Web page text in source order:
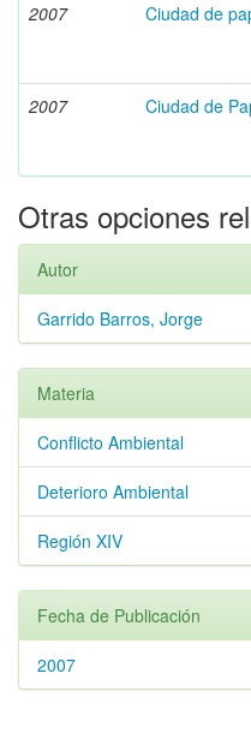
2007
Ciudad de
2007
Ciudad de
Otras opciones
Autor
Garrido Barros, Jorge
Materia
Conflicto Ambiental
Deterioro Ambiental
Región XIV
Fecha de Publicación
2007